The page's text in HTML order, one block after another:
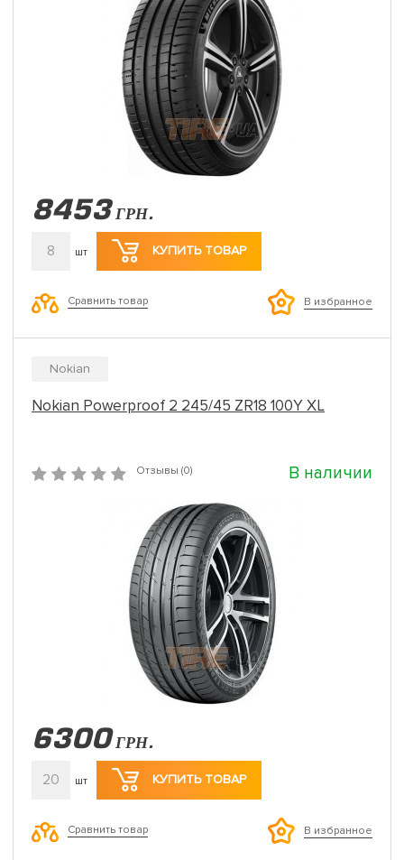
8453 ГРН.
8 шт КУПИТЬ ТОВАР
Сравнить товар В избранное
Nokian
Nokian Powerproof 2 245/45 ZR18 100Y XL
Отзывы (0) В наличии
6300 ГРН.
20 шт КУПИТЬ ТОВАР
Сравнить товар В избранное